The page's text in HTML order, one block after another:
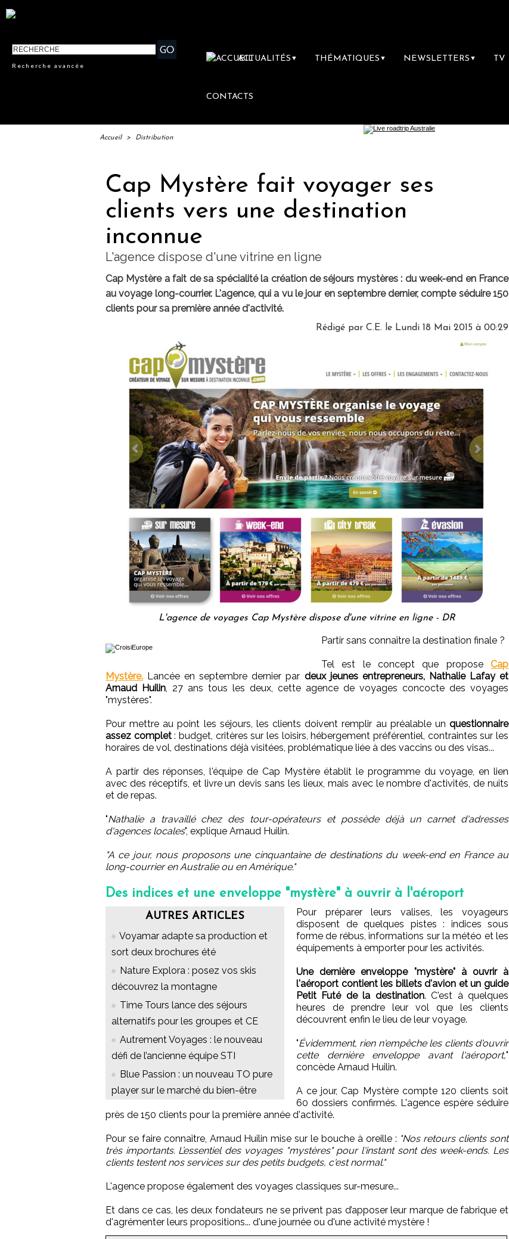
Recherche avancée
ACTUALITÉS ▼ THÉMATIQUES ▼ NEWSLETTERS ▼ TV
CONTACTS
Accueil > Distribution
Cap Mystère fait voyager ses
clients vers une destination
inconnue
L'agence dispose d'une vitrine en ligne
Cap Mystère a fait de sa spécialité la création de séjours mystères : du week-end en France
au voyage long-courrier. L'agence, qui a vu le jour en septembre dernier, compte séduire 150
clients pour sa première année d'activité.
Rédigé par C.E. le Lundi 18 Mai 2015 à 00:29
L'agence de voyages Cap Mystère dispose d'une vitrine en ligne - DR
Partir sans connaître la destination finale ?
Tel est le concept que propose Cap
Mystère. Lancée en septembre dernier par deux jeunes entrepreneurs, Nathalie Lafay et
Arnaud Huilin, 27 ans tous les deux, cette agence de voyages concocte des voyages
"mystères".
Pour mettre au point les séjours, les clients doivent remplir au préalable un questionnaire
assez complet: budget, critères sur les loisirs, hébergement préférentiel, contraintes sur les
horaires de vol, destinations déjà visitées, problématique liée à des vaccins ou des visas...
A partir des réponses, l'équipe de Cap Mystère établit le programme du voyage, en lien
avec des réceptifs, et livre un devis sans les lieux, mais avec le nombre d'activités, de nuits
et de repas.
"Nathalie a travaillé chez des tour-opérateurs et possède déjà un carnet d'adresses
d'agences locales", explique Arnaud Huilin.
"A ce jour, nous proposons une cinquantaine de destinations du week-end en France au
long-courrier en Australie ou en Amérique."
Des indices et une enveloppe "mystère" à ouvrir à l'aéroport
AUTRES ARTICLES
Voyamar adapte sa production et
sort deux brochures été
Nature Explora : posez vos skis
découvrez la montagne
Time Tours lance des séjours
alternatifs pour les groupes et CE
Autrement Voyages : le nouveau
défi de l’ancienne équipe STI
Blue Passion : un nouveau TO pure
player sur le marché du bien-être
Pour préparer leurs valises, les voyageurs
disposent de quelques pistes : indices sous
forme de rébus, informations sur la météo et les
équipements à emporter pour les activités.
Une dernière enveloppe "mystère" à ouvrir à
l'aéroport contient les billets d'avion et un guide
Petit Futé de la destination. C'est à quelques
heures de prendre leur vol que les clients
découvrent enfin le lieu de leur voyage.
"Évidemment, rien n'empêche les clients d'ouvrir
cette dernière enveloppe avant l'aéroport,"
concède Arnaud Huilin.
A ce jour, Cap Mystère compte 120 clients soit
60 dossiers confirmés. L'agence espère séduire
près de 150 clients pour la première année d'activité.
Pour se faire connaître, Arnaud Huilin mise sur le bouche à oreille : "Nos retours clients sont
très importants. L’essentiel des voyages "mystères" pour l'instant sont des week-ends. Les
clients testent nos services sur des petits budgets, c'est normal."
L'agence propose également des voyages classiques sur-mesure...
Et dans ce cas, les deux fondateurs ne se privent pas d’apposer leur marque de fabrique et
d'agrémenter leurs propositions... d'une journée ou d'une activité mystère !